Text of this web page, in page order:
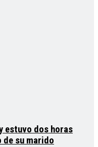
estuvo dos horas
de su marido